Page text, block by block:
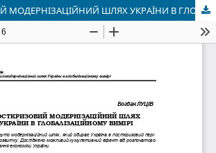
ПОСТКРИЗОВИЙ МОДЕРНІЗАЦІЙНИЙ ШЛЯХ УКРАЇНИ В ГЛОБАЛІЗАЦІЙНОМУ ВИМІРІ